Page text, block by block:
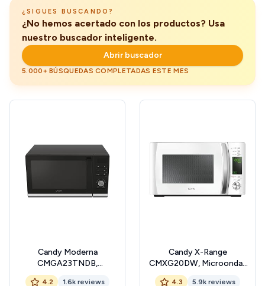
¿SIGUES BUSCANDO?
¿No hemos acertado con los productos? Usa
nuestro buscador inteligente.
Abrir buscador
5.000+ BÚSQUEDAS COMPLETADAS ESTE MES
Candy Moderna
CMGA23TNDB,
Microondas con Grill, 23L,
4.2 1.6k reviews
Candy X-Range
CMXG20DW, Microondas
con Grill, 20L, 1050W, 5
4.3 5.9k reviews